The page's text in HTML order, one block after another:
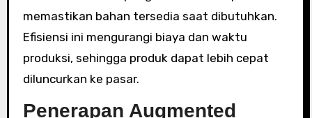
memastikan bahan tersedia saat dibutuhkan.
Efisiensi ini mengurangi biaya dan waktu
produksi, sehingga produk dapat lebih cepat
diluncurkan ke pasar.
Penerapan Augmented